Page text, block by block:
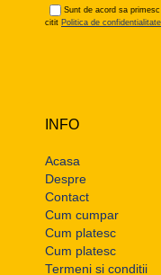
Sunt de acord sa
citit Politica de confidentialitate
INFO
Acasa
Despre
Contact
Cum cumpar
Cum platesc
Cum platesc
Termeni si conditii